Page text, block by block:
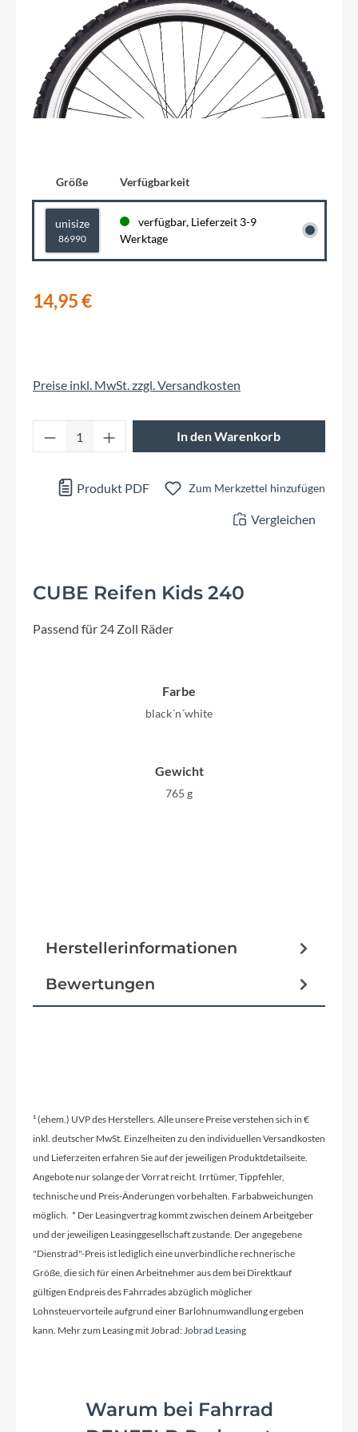
Größe Verfügbarkeit
unisize
86990
verfügbar, Lieferzeit 3-9
Werktage
14,95 €
Preise inkl. MwSt. zzgl. Versandkosten
Produkt Anzahl: Gib den gewünschten
In den Warenkorb
Produkt PDF Zum Merkzettel hinzufügen
Vergleichen
CUBE Reifen Kids 240
Passend für 24 Zoll Räder
Farbe
black´n´white
Gewicht
765 g
Herstellerinformationen
Bewertungen
¹ (ehem.) UVP des Herstellers. Alle unsere Preise verstehen sich in €
inkl. deutscher MwSt. Einzelheiten zu den individuellen Versandkosten
und Lieferzeiten erfahren Sie auf der jeweiligen Produktdetailseite.
Angebote nur solange der Vorrat reicht. Irrtümer, Tippfehler,
technische und Preis-Änderungen vorbehalten. Farbabweichungen
möglich. * Der Leasingvertrag kommt zwischen deinem Arbeitgeber
und der jeweiligen Leasinggesellschaft zustande. Der angegebene
"Dienstrad"-Preis ist lediglich eine unverbindliche rechnerische
Größe, die sich für einen Arbeitnehmer aus dem bei Direktkauf
gültigen Endpreis des Fahrrades abzüglich möglicher
Lohnsteuervorteile aufgrund einer Barlohnumwandlung ergeben
kann. Mehr zum Leasing mit Jobrad:Jobrad Leasing
Warum bei Fahrrad